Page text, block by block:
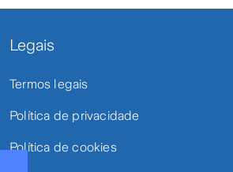
Legais
Termos legais
Política de privacidade
Política de cookies